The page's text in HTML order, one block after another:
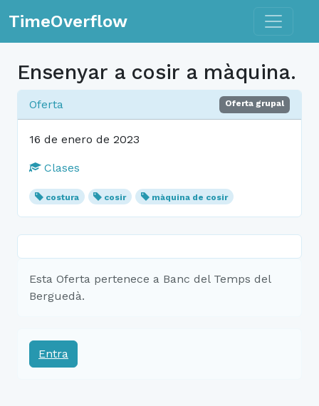
TimeOverflow Toggle
Ensenyar a cosir a màquina.
Oferta Oferta grupal
16 de enero de 2023
Clases
costura cosir màquina de cosir
Esta Oferta pertenece a Banc del Temps del
Berguedà.
Entra